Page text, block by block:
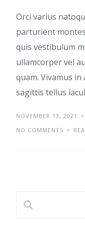
Orci varius
parturient
quis vestibulum
ullamcorper vel
quam. Vivamus
sagittis tellus
NOVEMBER 13, 2021
NO COMMENTS